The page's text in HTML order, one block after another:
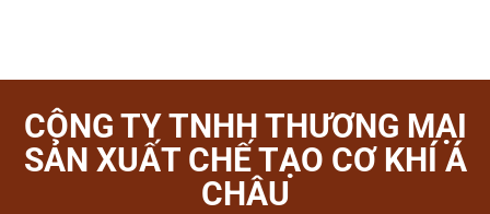
CÔNG TY TNHH THƯƠNG MẠI
SẢN XUẤT CHẾ TẠO CƠ KHÍ Á
CHÂU